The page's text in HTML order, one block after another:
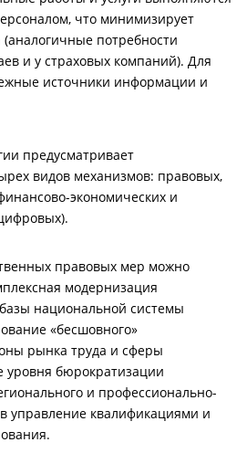
что минимизирует
потребности
и у страховых компаний). Для
источники информации и
предусматривает
видов механизмов: правовых,
экономических и
правовых мер можно
модернизация
национальной системы
«бесшовного»
рынка труда и сферы
уровня бюрократизации
и профессионально-
управление квалификациями и